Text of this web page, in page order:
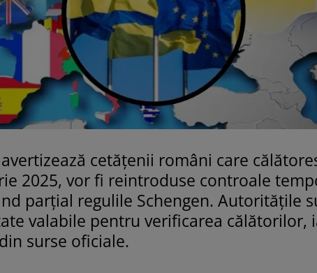
cetățenii români care
2025, vor fi reintroduse controale
parțial regulile Schengen. Autoritățile
valabile pentru verificarea călătorilor,
surse oficiale.